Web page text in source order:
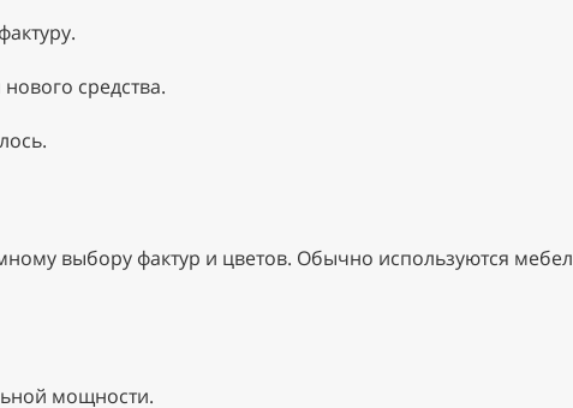
средства.
выбору фактур и цветов. Обычно используются
мощности.